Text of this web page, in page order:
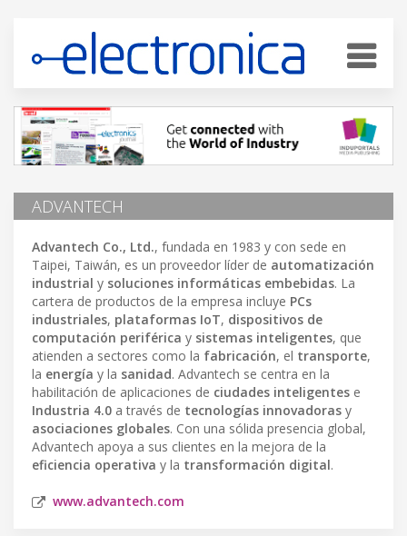
ADVANTECH
Advantech Co., Ltd., fundada en 1983 y con sede en
Taipei, Taiwán, es un proveedor líder de automatización
industrial y soluciones informáticas embebidas. La
cartera de productos de la empresa incluye PCs
industriales, plataformas IoT, dispositivos de
computación periférica y sistemas inteligentes, que
atienden a sectores como la fabricación, el transporte,
la energía y la sanidad. Advantech se centra en la
habilitación de aplicaciones de ciudades inteligentes e
Industria 4.0 a través de tecnologías innovadoras y
asociaciones globales. Con una sólida presencia global,
Advantech apoya a sus clientes en la mejora de la
eficiencia operativa y la transformación digital.
www.advantech.com